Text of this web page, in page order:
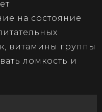
на состояние
витамины группы
ломкость и